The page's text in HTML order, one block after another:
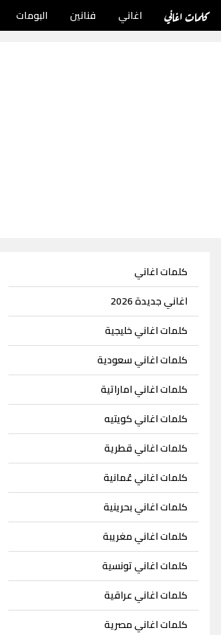
كلمات اغاني اغاني فنانين البومات
كلمات اغاني
اغاني جديدة 2026
كلمات اغاني خليجية
كلمات اغاني سعودية
كلمات اغاني اماراتية
كلمات اغاني كويتيه
كلمات اغاني قطرية
كلمات اغاني عُمانية
كلمات اغاني بحرينية
كلمات اغاني مغريبة
كلمات اغاني تونسية
كلمات اغاني عراقية
كلمات اغاني مصرية